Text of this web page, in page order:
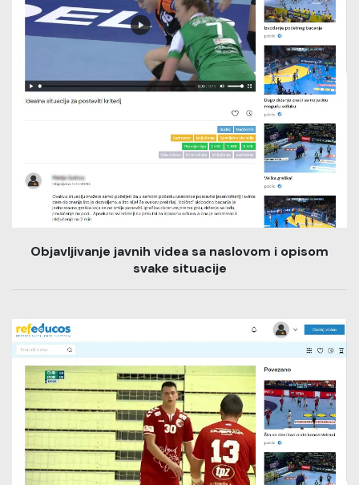
Objavljivanje javnih videa sa naslovom i opisom
svake situacije